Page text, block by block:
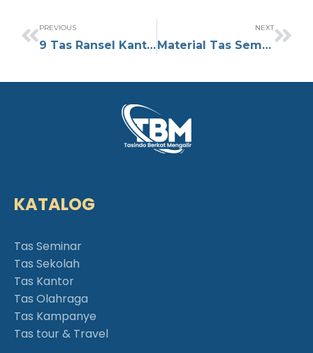
PREVIOUS
9 Tas Ransel Kantor Modern untuk Mendukung Aktivitas Kerja
NEXT
Material Tas Seminar Terbaik untuk Souvenir Acara yang Berkesan
KATALOG
Tas Seminar
Tas Sekolah
Tas Kantor
Tas Olahraga
Tas Kampanye
Tas tour & Travel